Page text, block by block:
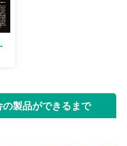
の製品ができるまで